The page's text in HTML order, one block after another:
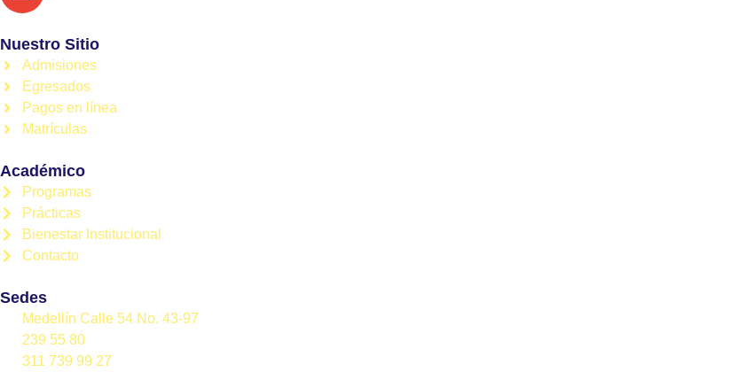
Nuestro Sitio
Admisiones
Egresados
Pagos en línea
Matrículas
Académico
Programas
Prácticas
Bienestar Institucional
Contacto
Sedes
Medellín Calle 54 No. 43-97
239 55 80
311 739 99 27